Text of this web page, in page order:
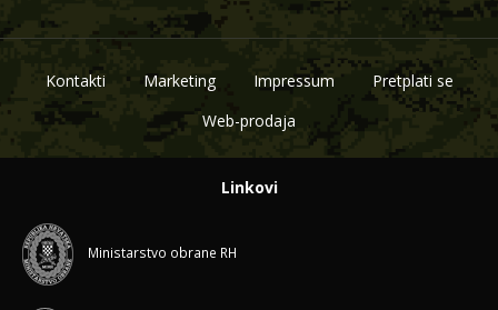
Kontakti Marketing Impressum
Pretplati se
Web-prodaja
Linkovi
Ministarstvo obrane RH